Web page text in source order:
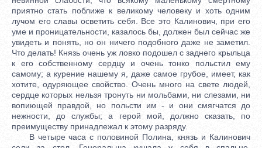
приятно стать поближе к великому человеку и хоть одним
лучом его славы осветить себя. Все это Калинович, при его
уме и проницательности, казалось бы, должен был сейчас же
увидеть и понять, но он ничего подобного даже не заметил.
Что делать! Князь очень уж ловко подошел с заднего крыльца
к его собственному сердцу и очень тонко польстил ему
самому; а курение нашему я, даже самое грубое, имеет, как
хотите, одуряющее свойство. Очень много на свете людей,
сердце которых нельзя тронуть ни мольбами, ни слезами, ни
вопиющей правдой, но польсти им - и они смягчатся до
нежности, до службы; а герой мой, должно сказать, по
преимуществу принадлежал к этому разряду.
В четыре часа с половиной Полина, князь и Калинович